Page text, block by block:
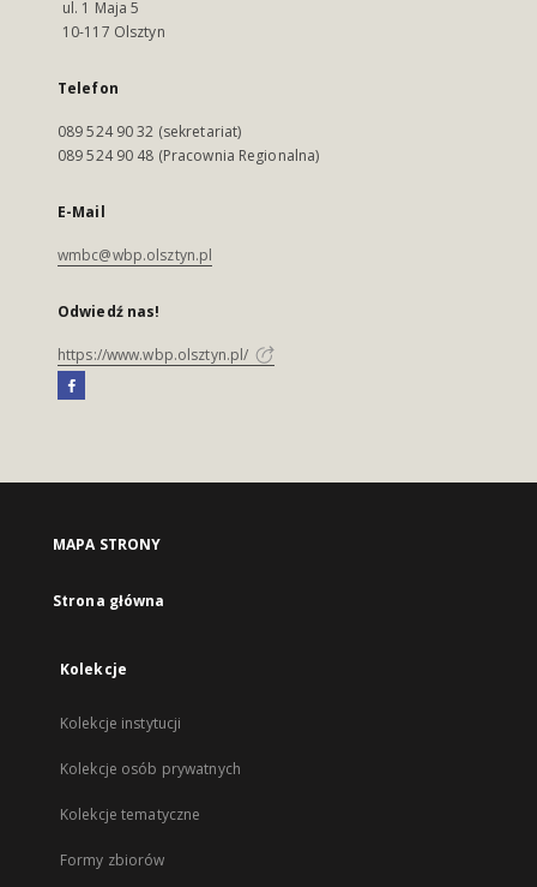
ul. 1 Maja 5
10-117 Olsztyn
Telefon
089 524 90 32 (sekretariat)
089 524 90 48 (Pracownia Regionalna)
E-Mail
wmbc@wbp.olsztyn.pl
Odwiedź nas!
https://www.wbp.olsztyn.pl/
MAPA STRONY
Strona główna
Kolekcje
Kolekcje instytucji
Kolekcje osób prywatnych
Kolekcje tematyczne
Formy zbiorów